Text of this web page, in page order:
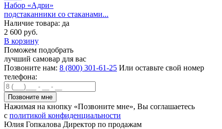
Набор «Адри»
подстаканники со стаканами...
Наличие товара: да
2 600 руб.
В корзину
Поможем подобрать
лучший самовар для вас
Позвоните нам: 8 (800) 301-61-25 Или оставьте свой номер
телефона:
Нажимая на кнопку «Позвоните мне», Вы соглашаетесь
с политикой конфиденциальности
Юлия Гопкалова Директор по продажам